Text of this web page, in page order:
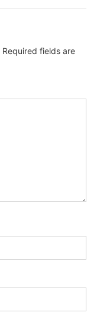
Required fields are